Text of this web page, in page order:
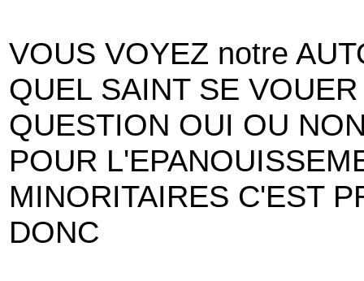
VOUS VOYEZ notre
QUEL SAINT SE VOUER
QUESTION OUI OU
POUR
MINORITAIRES C'EST
DONC